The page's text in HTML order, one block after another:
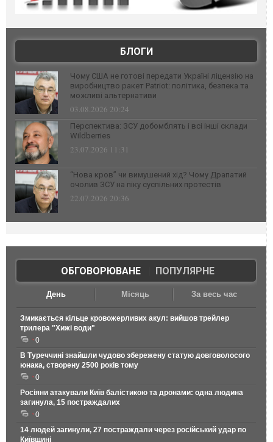
БЛОГИ
Чому США не готові передати Україні ліцензію на
виробництво ракет Patriot: політика, безпека та
можливі альтернативи
03.08.2026 20:24
Перспектива: ЗСУ добомблять і всі інші склади
Wildberries
23.07.2026 11:31
“Нова кров” чи вимушений хід? Чому Драпатий
очолив ЗСУ на піку суспільних протестів
22.07.2026 20:36
ОБГОВОРЮВАНЕ| ПОПУЛЯРНЕ
День Місяць За весь час
Змикається кільце кровожерливих акул: вийшов трейлер
трилера "Хижі води"
0
В Туреччині знайшли чудово збережену статую довговолосого
юнака, створену 2500 років тому
0
Росіяни атакували Київ балістикою та дронами: одна людина
загинула, 15 постраждалих
0
14 людей загинули, 27 постраждали через російський удар по
Київщині